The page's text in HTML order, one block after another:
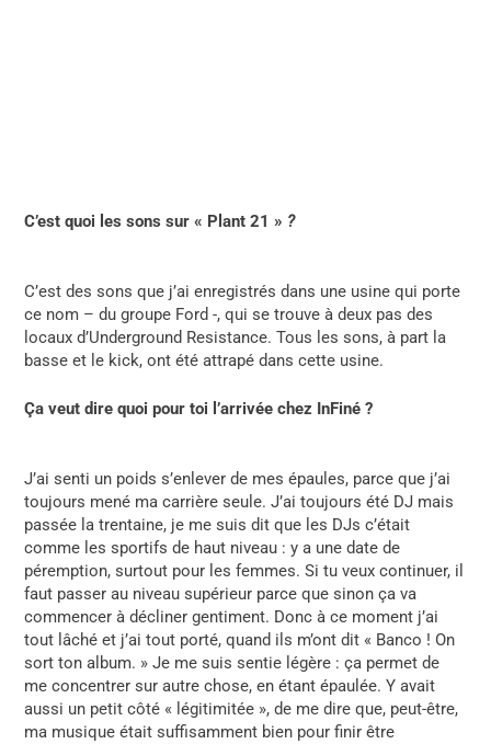
C’est quoi les sons sur« Plant 21 » ?
C’est des sons que j’ai enregistrés dans une usine qui porte
ce nom – du groupe Ford -, qui se trouve à deux pas des
locaux d’Underground Resistance. Tous les sons, à part la
basse et le kick, ont été attrapé dans cette usine.
Ça veut dire quoi pour toi l’arrivée chez InFiné ?
J’ai senti un poids s’enlever de mes épaules, parce que j’ai
toujours mené ma carrière seule. J’ai toujours été DJ mais
passée la trentaine, je me suis dit que les DJs c’était
comme les sportifs de haut niveau : y a une date de
péremption, surtout pour les femmes. Si tu veux continuer, il
faut passer au niveau supérieur parce que sinon ça va
commencer à décliner gentiment. Donc à ce moment j’ai
tout lâché et j’ai tout porté, quand ils m’ont dit « Banco ! On
sort ton album. » Je me suis sentie légère : ça permet de
me concentrer sur autre chose, en étant épaulée. Y avait
aussi un petit côté « légitimitée », de me dire que, peut-être,
ma musique était suffisamment bien pour finir être